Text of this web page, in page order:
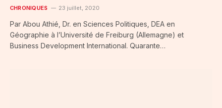
CHRONIQUES 23 juillet, 2020
Par Abou Athié, Dr. en Sciences Politiques, DEA en
Géographie à l’Université de Freiburg (Allemagne) et
Business Development International. Quarante…